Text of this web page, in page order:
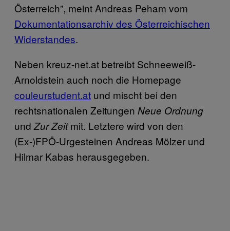
Österreich”, meint Andreas Peham vom
Dokumentationsarchiv des Österreichischen
Widerstandes.
Neben kreuz-net.at betreibt Schneeweiß-
Arnoldstein auch noch die Homepage
couleurstudent.at und mischt bei den
rechtsnationalen Zeitungen Neue Ordnung
und Zur Zeitmit. Letztere wird von den
(Ex-)FPÖ-Urgesteinen Andreas Mölzer und
Hilmar Kabas herausgegeben.